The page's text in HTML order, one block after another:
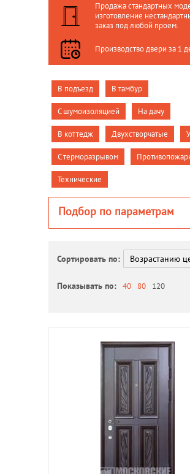
Продажа стандартных
изготовление
заказ под любой проем.
Производство двери за 1
В подъезд В тамбур
С шумоизоляцией На дачу
В коттедж Двухстворчатые
С терморазрывом
Технические
Подбор по параметрам
Сортировать по:
Показывать по: 40 80 120